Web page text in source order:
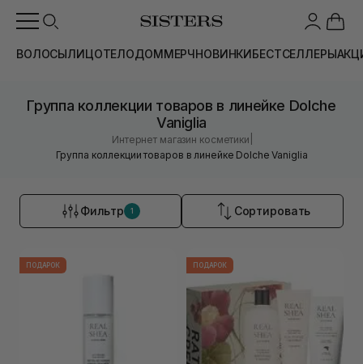
ВОЛОСЫЛИЦОТЕЛОДОММЕРЧНОВИНКИБЕСТСЕЛЛЕРЫ
Группа коллекции товаров в линейке Dolche
Vaniglia
Интернет магазин косметики
Группа коллекции товаров в линейке Dolche Vaniglia
Фильтр 1 Сортировать
ПОДАРОК ПОДАРОК